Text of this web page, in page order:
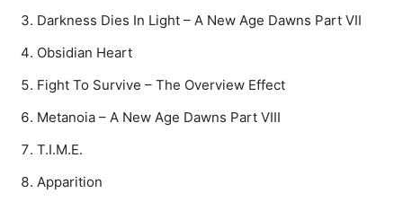
Darkness Dies In Light – A New Age Dawns Part VII
Obsidian Heart
Fight To Survive – The Overview Effect
Metanoia – A New Age Dawns Part VIII
T.I.M.E.
Apparition